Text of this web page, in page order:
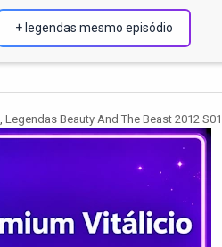
+ legendas mesmo episódio
Legendas Beauty And The Beast 2012 S01